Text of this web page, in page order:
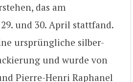
das am
und 30. April stattfand.
ursprüngliche silber-
und wurde von
Pierre-Henri Raphanel